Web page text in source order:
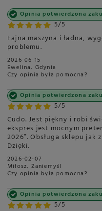
5/5
Opinia potwierdzona
Fajna maszyna i ładna,
problemu.
2026-06-15
Ewelina, Gdynia
Czy opinia była pomocna?
5/5
Opinia potwierdzona
Cudo. Jest piękny i robi
ekspres jest mocnym
2026”. Obsługa sklepu jak
Dzięki.
2026-02-07
Miłosz, Zaniemyśl
Czy opinia była pomocna?
5/5
Opinia potwierdzona